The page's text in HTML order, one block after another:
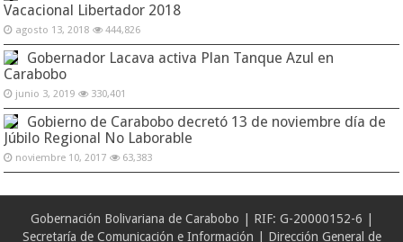
Vacacional Libertador 2018
agosto 13, 2018 444,826
Gobernador Lacava activa Plan Tanque Azul en
Carabobo
junio 3, 2019 330,401
Gobierno de Carabobo decretó 13 de noviembre día de
Júbilo Regional No Laborable
noviembre 10, 2017 63,383
Gobernación Bolivariana de Carabobo | RIF: G-20000152-6 |
Secretaría de Comunicación e Información | Dirección General de